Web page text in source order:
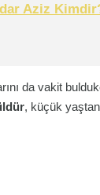
Aziz
da vakit
, küçük